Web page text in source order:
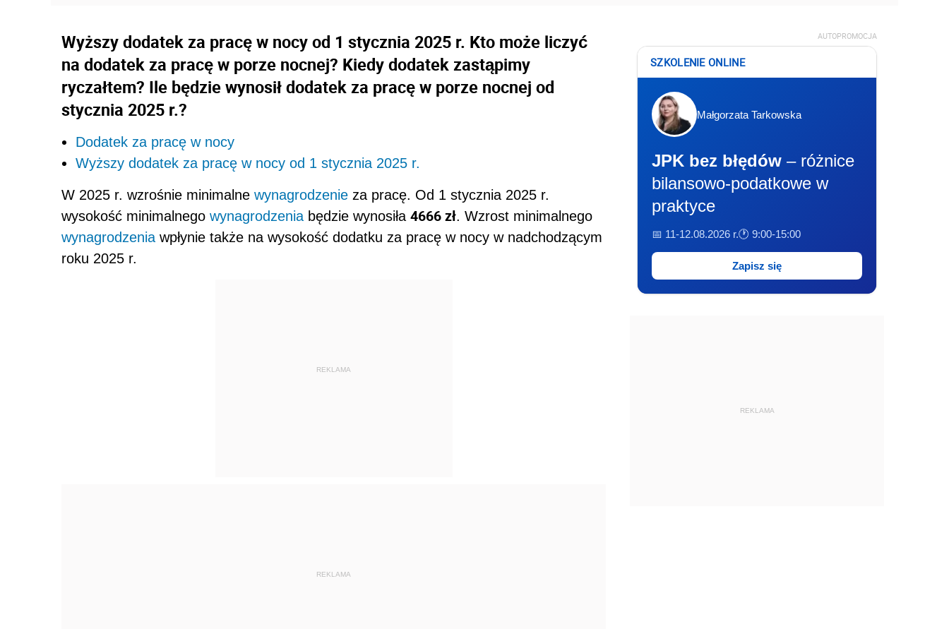
Wyższy dodatek za pracę w nocy od 1 stycznia 2025 r. Kto może liczyć
na dodatek za pracę w porze nocnej? Kiedy dodatek zastąpimy
ryczałtem? Ile będzie wynosił dodatek za pracę w porze nocnej od
stycznia 2025 r.?
Dodatek za pracę w nocy
Wyższy dodatek za pracę w nocy od 1 stycznia 2025 r.
W 2025 r. wzrośnie minimalne wynagrodzenie za pracę. Od 1 stycznia 2025 r.
wysokość minimalnego wynagrodzenia będzie wynosiła 4666 zł. Wzrost minimalnego
wynagrodzenia wpłynie także na wysokość dodatku za pracę w nocy w nadchodzącym
roku 2025 r.
REKLAMA
REKLAMA
AUTOPROMOCJA
SZKOLENIE ONLINE
Małgorzata Tarkowska
JPK bez błędów – różnice
bilansowo-podatkowe w
praktyce
📅 11-12.08.2026 r.🕐 9:00-15:00
Zapisz się
REKLAMA